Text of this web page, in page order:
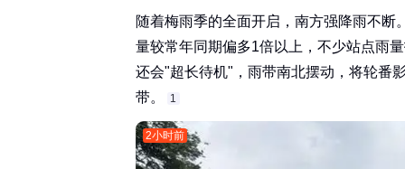
随着梅雨季的全面开启，南方强降雨不
量较常年同期偏多1倍以上，不少站点雨
还会"超长待机"，雨带南北摆动，将轮番
带。‌‌
1
2小时前